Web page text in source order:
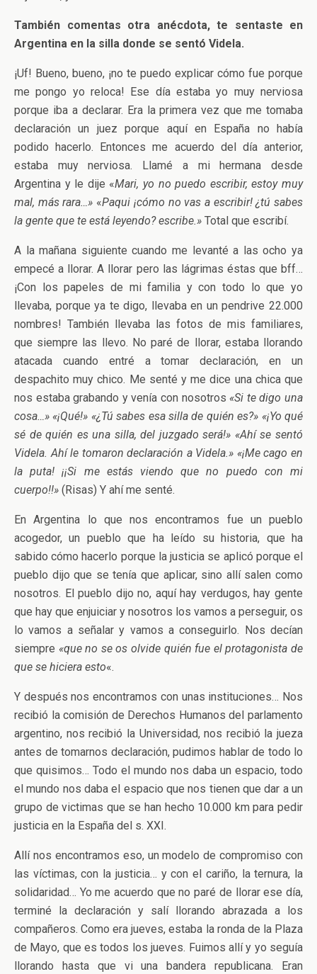
También comentas otra anécdota, te sentaste en
Argentina en la silla donde se sentó Videla.
¡Uf! Bueno, bueno, ¡no te puedo explicar cómo fue porque
me pongo yo reloca! Ese día estaba yo muy nerviosa
porque iba a declarar. Era la primera vez que me tomaba
declaración un juez porque aquí en España no había
podido hacerlo. Entonces me acuerdo del día anterior,
estaba muy nerviosa. Llamé a mi hermana desde
Argentina y le dije «Mari, yo no puedo escribir, estoy muy
mal, más rara…» «Paqui ¡cómo no vas a escribir! ¿tú sabes
la gente que te está leyendo? escribe.» Total que escribí.
A la mañana siguiente cuando me levanté a las ocho ya
empecé a llorar. A llorar pero las lágrimas éstas que bff…
¡Con los papeles de mi familia y con todo lo que yo
llevaba, porque ya te digo, llevaba en un pendrive 22.000
nombres! También llevaba las fotos de mis familiares,
que siempre las llevo. No paré de llorar, estaba llorando
atacada cuando entré a tomar declaración, en un
despachito muy chico. Me senté y me dice una chica que
nos estaba grabando y venía con nosotros «Si te digo una
cosa…» «¡Qué!» «¿Tú sabes esa silla de quién es?» «¡Yo qué
sé de quién es una silla, del juzgado será!» «Ahí se sentó
Videla. Ahí le tomaron declaración a Videla.» «¡Me cago en
la puta! ¡¡Si me estás viendo que no puedo con mi
cuerpo!!» (Risas) Y ahí me senté.
En Argentina lo que nos encontramos fue un pueblo
acogedor, un pueblo que ha leído su historia, que ha
sabido cómo hacerlo porque la justicia se aplicó porque el
pueblo dijo que se tenía que aplicar, sino allí salen como
nosotros. El pueblo dijo no, aquí hay verdugos, hay gente
que hay que enjuiciar y nosotros los vamos a perseguir, os
lo vamos a señalar y vamos a conseguirlo. Nos decían
siempre «que no se os olvide quién fue el protagonista de
que se hiciera esto«.
Y después nos encontramos con unas instituciones… Nos
recibió la comisión de Derechos Humanos del parlamento
argentino, nos recibió la Universidad, nos recibió la jueza
antes de tomarnos declaración, pudimos hablar de todo lo
que quisimos… Todo el mundo nos daba un espacio, todo
el mundo nos daba el espacio que nos tienen que dar a un
grupo de victimas que se han hecho 10.000 km para pedir
justicia en la España del s. XXI.
Allí nos encontramos eso, un modelo de compromiso con
las víctimas, con la justicia… y con el cariño, la ternura, la
solidaridad… Yo me acuerdo que no paré de llorar ese día,
terminé la declaración y salí llorando abrazada a los
compañeros. Como era jueves, estaba la ronda de la Plaza
de Mayo, que es todos los jueves. Fuimos allí y yo seguía
llorando hasta que vi una bandera republicana. Eran